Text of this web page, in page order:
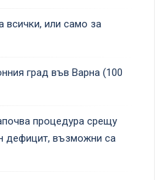
всички, или само за
град във Варна (100
процедура срещу
дефицит, възможни са